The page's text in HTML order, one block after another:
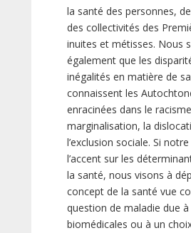
la santé des personnes,
des collectivités des
inuites et métisses. Nous
également que les
inégalités en matière de
connaissent les
enracinées dans le
marginalisation, la
l’exclusion sociale. Si
l’accent sur les
la santé, nous visons à
concept de la santé vue
question de maladie due à
biomédicales ou à un